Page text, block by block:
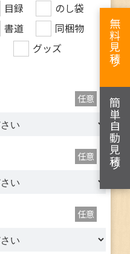
目録
のし袋
書道
同梱物
グッズ
任意
任意
任意
無料見積り
簡単自動見積り